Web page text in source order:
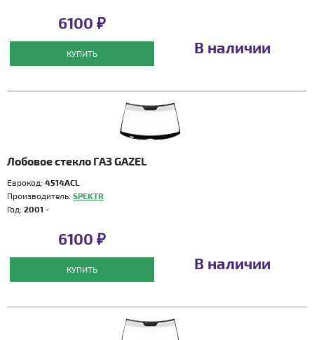
6100 ₽
КУПИТЬ В наличии
Лобовое стекло ГАЗ GAZEL
Еврокод: 4514ACL
Производитель: SPEKTR
Год: 2001 -
6100 ₽
КУПИТЬ В наличии